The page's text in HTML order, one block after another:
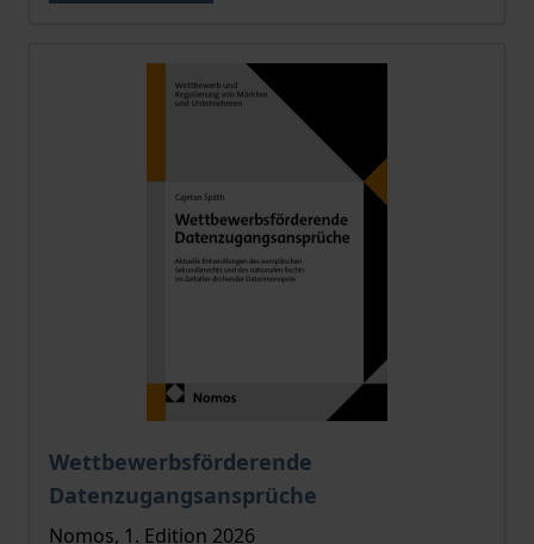
Wettbewerbsförderende
Datenzugangsansprüche
The price depends on the options chosen on the
Nomos, 1. Edition 2026